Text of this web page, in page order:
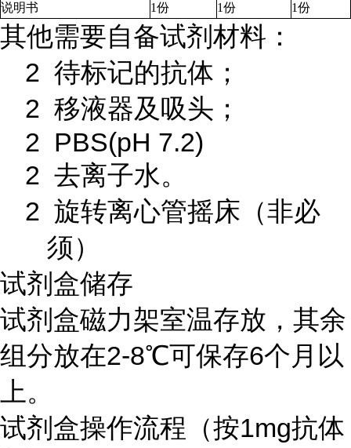
说明书 1份 1份 1份
其他需要自备试剂材料：
2 待标记的抗体；
2 移液器及吸头；
2 PBS(pH 7.2)
2 去离子水。
2 旋转离心管摇床（非必
须）
试剂盒储存
试剂盒磁力架室温存放，其余
组分放在2-8℃可保存6个月以
上。
试剂盒操作流程（按1mg抗体